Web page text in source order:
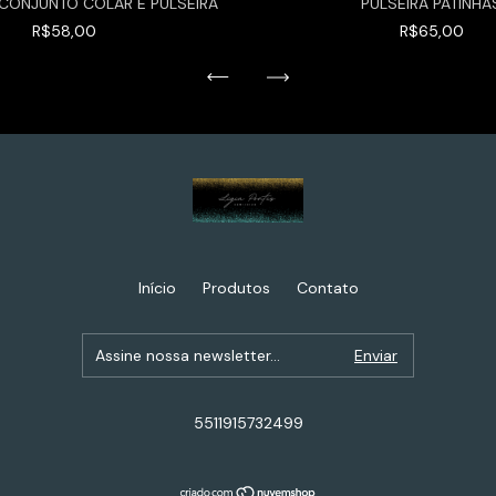
R$58,00
R$65,00
Início Produtos Contato
5511915732499